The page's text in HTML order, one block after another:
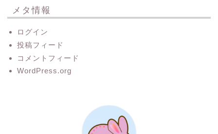
メタ情報
ログイン
投稿フィード
コメントフィード
WordPress.org